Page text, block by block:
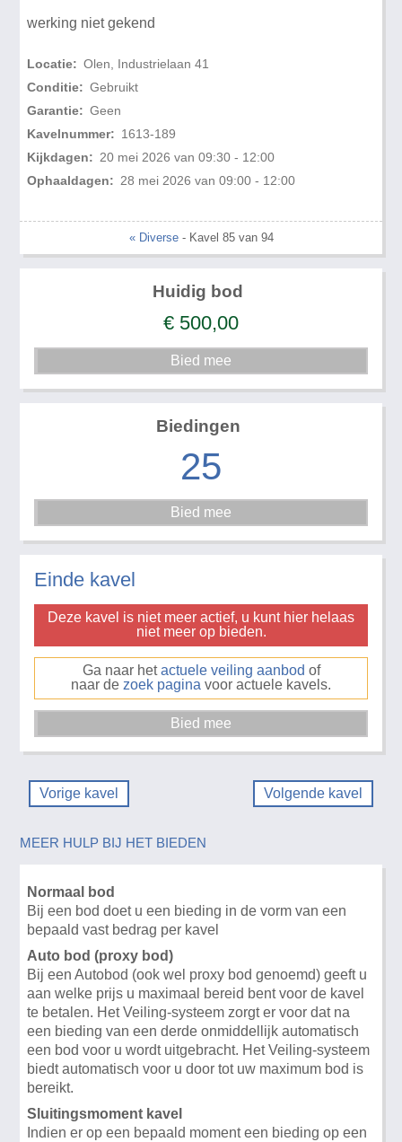
werking niet gekend
Locatie: Olen, Industrielaan 41
Conditie: Gebruikt
Garantie: Geen
Kavelnummer: 1613-189
Kijkdagen: 20 mei 2026 van 09:30 - 12:00
Ophaaldagen: 28 mei 2026 van 09:00 - 12:00
« Diverse- Kavel 85 van 94
Huidig bod
€ 500,00
Biedingen
25
Einde kavel
Deze kavel is niet meer actief, u kunt hier helaas
niet meer op bieden.
Ga naar hetactuele veiling aanbod of
naar de zoek pagina voor actuele kavels.
Vorige kavel Volgende kavel
MEER HULP BIJ HET BIEDEN
Normaal bod
Bij een bod doet u een bieding in de vorm van een
bepaald vast bedrag per kavel
Auto bod (proxy bod)
Bij een Autobod (ook wel proxy bod genoemd) geeft u
aan welke prijs u maximaal bereid bent voor de kavel
te betalen. Het Veiling-systeem zorgt er voor dat na
een bieding van een derde onmiddellijk automatisch
een bod voor u wordt uitgebracht. Het Veiling-systeem
biedt automatisch voor u door tot uw maximum bod is
bereikt.
Sluitingsmoment kavel
Indien er op een bepaald moment een bieding op een